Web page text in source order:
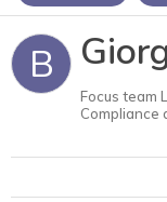
B
Focus team
Compliance